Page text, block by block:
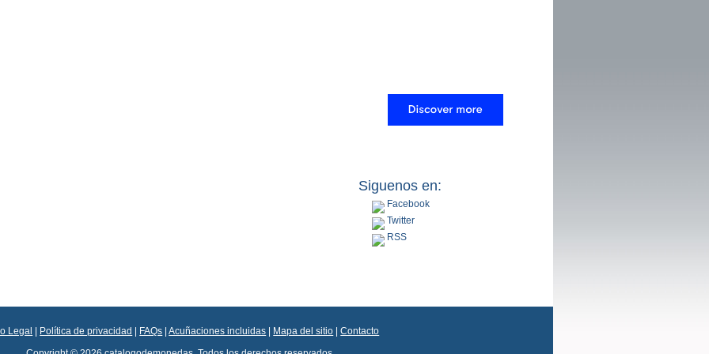
Siguenos en:
Facebook
Twitter
RSS
Legal | Política de privacidad | FAQs |Acuñaciones incluidas | Mapa del sitio |Contacto